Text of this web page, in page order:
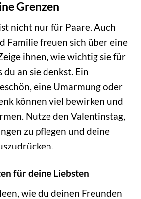
Grenzen
nicht nur für Paare. Auch
Familie freuen sich über eine
ihnen, wie wichtig sie für
du an sie denkst. Ein
eine Umarmung oder
können viel bewirken und
Nutze den Valentinstag,
zu pflegen und deine
für deine Liebsten
wie du deinen Freunden